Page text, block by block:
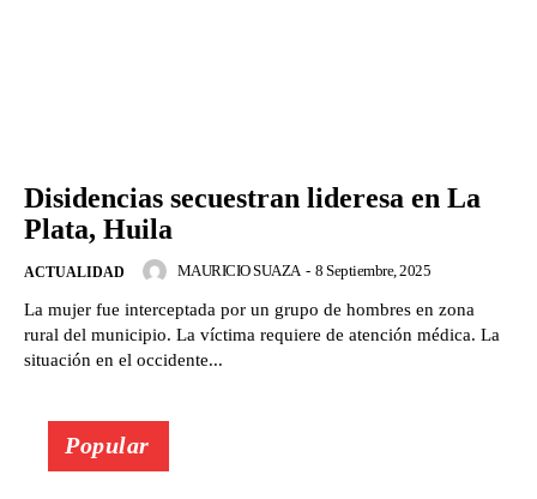
Disidencias secuestran lideresa en La
Plata, Huila
ACTUALIDAD MAURICIO SUAZA - 8 Septiembre, 2025
La mujer fue interceptada por un grupo de hombres en zona
rural del municipio. La víctima requiere de atención médica. La
situación en el occidente...
Popular